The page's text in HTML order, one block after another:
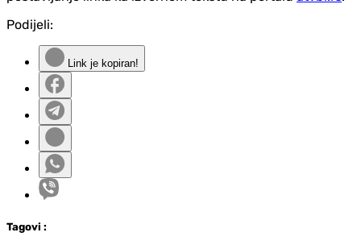
Podijeli:
Link je kopiran!
Tagovi :